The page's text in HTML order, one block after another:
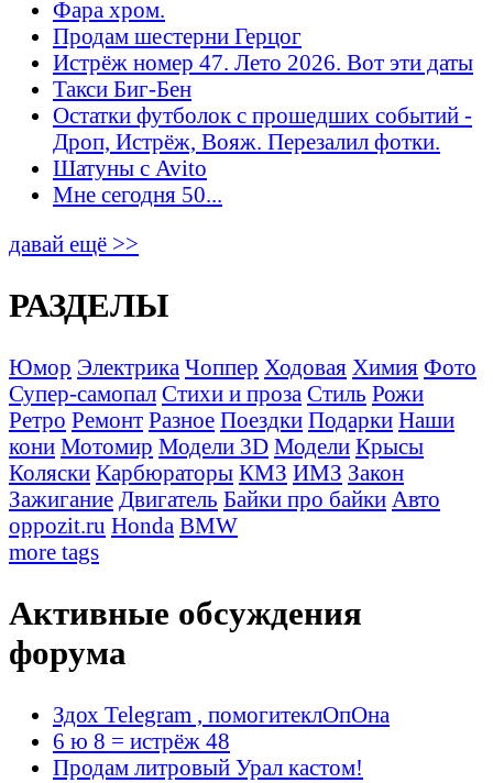
Фара хром.
Продам шестерни Герцог
Истрёж номер 47. Лето 2026. Вот эти даты
Такси Биг-Бен
Остатки футболок с прошедших событий -
Дроп, Истрёж, Вояж. Перезалил фотки.
Шатуны с Avito
Мне сегодня 50...
давай ещё >>
РАЗДЕЛЫ
Юмор Электрика Чоппер Ходовая Химия Фото
Супер-самопал Стихи и проза Стиль Рожи
Ретро Ремонт Разное Поездки Подарки Наши
кони Мотомир Модели 3D Модели Крысы
Коляски Карбюраторы КМЗ ИМЗ Закон
Зажигание Двигатель Байки про байки Авто
oppozit.ru Honda BMW
more tags
Активные обсуждения
форума
Здох Telegram , помогитеклОпОна
6 ю 8 = истрёж 48
Продам литровый Урал кастом!